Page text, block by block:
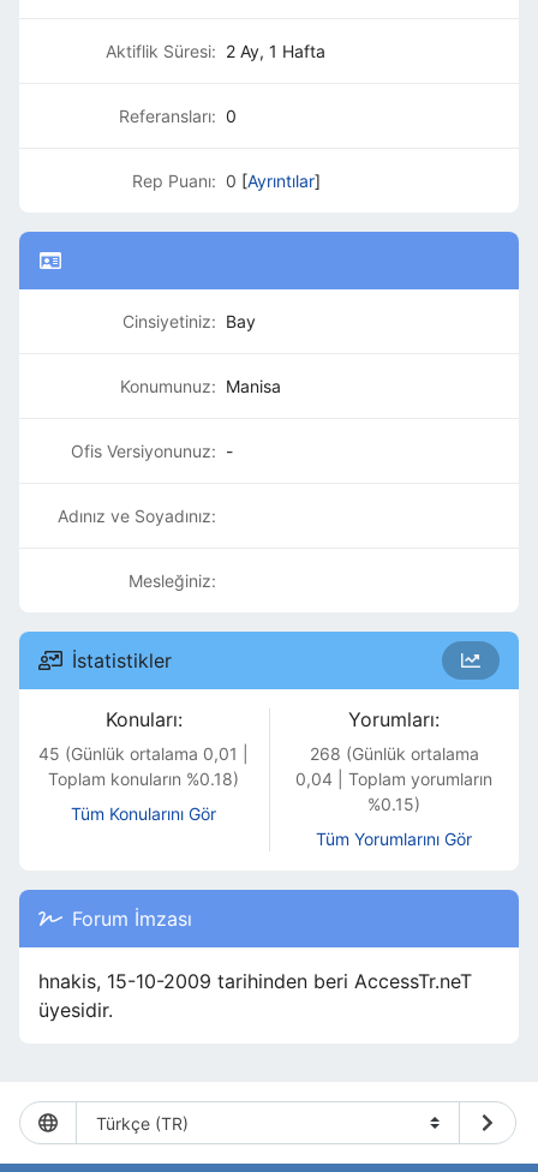
Aktiflik Süresi: 2 Ay, 1 Hafta
Referansları: 0
Rep Puanı: 0 [Ayrıntılar]
Cinsiyetiniz: Bay
Konumunuz: Manisa
Ofis Versiyonunuz: -
Adınız ve Soyadınız:
Mesleğiniz:
İstatistikler
Konuları:
45 (Günlük ortalama 0,01 |
Toplam konuların %0.18)
Tüm Konularını Gör
Yorumları:
268 (Günlük ortalama
0,04 | Toplam yorumların
%0.15)
Tüm Yorumlarını Gör
Forum İmzası
hnakis, 15-10-2009 tarihinden beri AccessTr.neT
üyesidir.